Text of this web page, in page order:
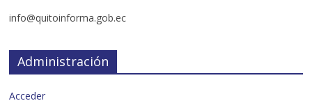
info@quitoinforma.gob.ec
Administración
Acceder